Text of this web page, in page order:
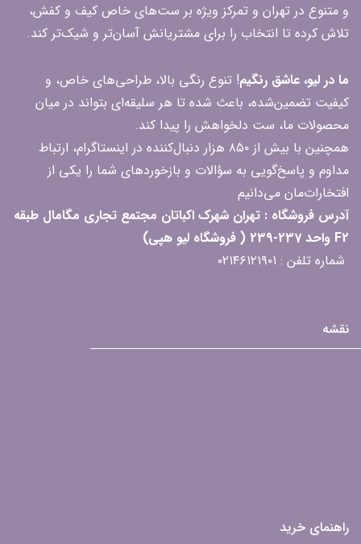
و متنوع در تهران و تمرکز ویژه بر ست‌های خاص کیف و کفش،
تلاش کرده تا انتخاب را برای مشتریانش آسان‌تر و شیک‌تر کند.
ما در لیو، عاشق رنگیم! تنوع رنگی بالا، طراحی‌های خاص، و
کیفیت تضمین‌شده، باعث شده تا هر سلیقه‌ای بتواند در میان
محصولات ما، ست دلخواهش را پیدا کند.
همچنین با بیش از ۸۵۰ هزار دنبال‌کننده در اینستاگرام، ارتباط
مداوم و پاسخ‌گویی به سؤالات و بازخوردهای شما را یکی از
افتخارات‌مان می‌دانیم
آدرس فروشگاه : تهران شهرک اکباتان مجتمع تجاری مگامال طبقه
F2 واحد 237-239 ( فروشگاه لیو هپی)
شماره تلفن : ۰۲۱۴۶۱۲۱۹۰۱
نقشه
راهنمای خرید